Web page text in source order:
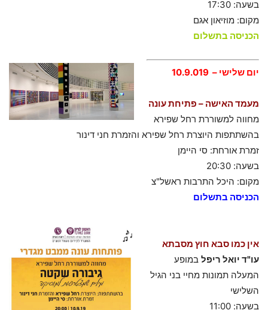
בשעה: 17:30
מקום: מוזיאון אגם
הכניסה בתשלום
יום שלישי – 10.9.019
מעמד האישה – פתיחת עונה
מחווה למשוררת רחל שפירא
בהשתתפות היוצרת רחל שפירא והזמרת חני דינור
זמרת אורחת: סי היימן
בשעה: 20:30
מקום: היכל התרבות ראשל"צ
הכניסה בתשלום
אין כמו סבא חוץ מסבתא
עו"ד יואל ריפל במופע
המעלה תמונות מחיי בני הגיל
השלישי
בשעה: 11:00